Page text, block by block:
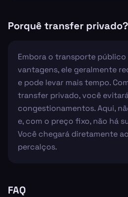
Porquê transfer privado?
Embora o transporte público
vantagens, ele geralmente
e pode levar mais tempo.
transfer privado, você
congestionamentos. Aqui,
e, com o preço fixo, não há
Você chegará diretamente
percalços.
FAQ